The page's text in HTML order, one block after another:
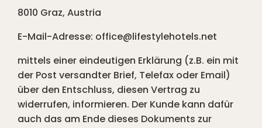
8010 Graz, Austria
E-Mail-Adresse: office@lifestylehotels.net
mittels einer eindeutigen Erklärung (z.B. ein mit
der Post versandter Brief, Telefax oder Email)
über den Entschluss, diesen Vertrag zu
widerrufen, informieren. Der Kunde kann dafür
auch das am Ende dieses Dokuments zur